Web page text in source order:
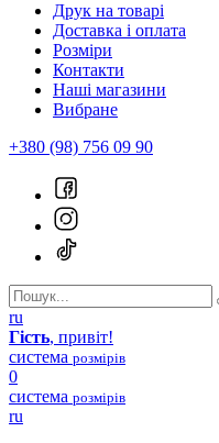
Друк на товарі
Доставка і оплата
Розміри
Контакти
Наші магазини
Вибране
+380 (98) 756 09 90
ru
Гість, привіт!
система розмірів
0
система розмірів
ru